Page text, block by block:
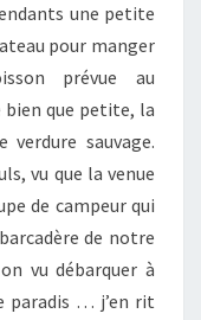
une petite
pour manger
prévue au
que petite, la
sauvage.
vu que la venue
de campeur qui
de notre
vu débarquer à
paradis … j’en rit